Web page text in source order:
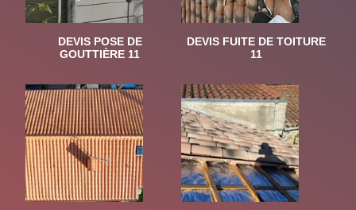
DEVIS POSE DE
GOUTTIÈRE 11
DEVIS FUITE DE TOITURE
11